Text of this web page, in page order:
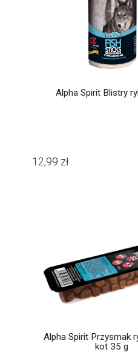
Alpha Spirit Blistry
12,99 zł
Alpha Spirit Przysmak
kot 35 g